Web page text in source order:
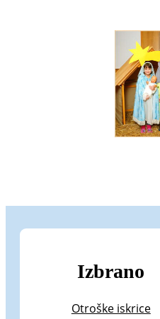
Izbrano
Otroške iskrice